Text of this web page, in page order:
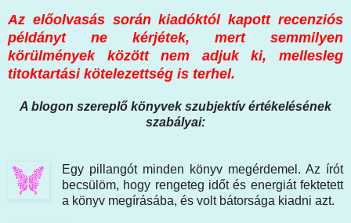
Az előolvasás során kiadóktól kapott recenziós
példányt ne kérjétek, mert semmilyen
körülmények között nem adjuk ki, mellesleg
titoktartási kötelezettség is terhel.
A blogon szereplő könyvek szubjektív értékelésének
szabályai:
Egy pillangót minden könyv megérdemel. Az írót
becsülöm, hogy rengeteg időt és energiát fektetett
a könyv megírásába, és volt bátorsága kiadni azt.